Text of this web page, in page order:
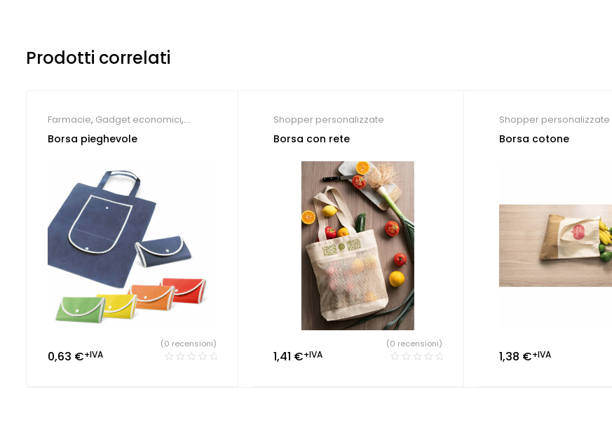
Prodotti correlati
Farmacie, Gadget economici,
Shopper personalizzate
Borsa pieghevole
0,63 €+IVA
(0 recensioni)
Shopper personalizzate
Borsa con rete
1,41 €+IVA
(0 recensioni)
Shopper personalizzate
Borsa cotone
1,38 €+IVA